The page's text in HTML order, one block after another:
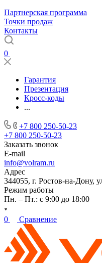
Партнерская программа
Точки продаж
Контакты
0
Гарантия
Презентация
Кросс-коды
...
+7 800 250-50-23
+7 800 250-50-23
Заказать звонок
E-mail
info@volram.ru
Адрес
344055, г. Ростов-на-Дону,
Режим работы
Пн. – Пт.: с 9:00 до 18:00
0 Сравнение